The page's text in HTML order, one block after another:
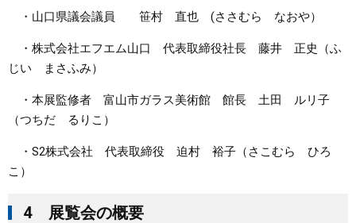
・山口県議会議員 笹村 直也 (ささむら なおや）
・株式会社エフエム山口 代表取締役社長 藤井 正史（ふ
じい まさふみ）
・本展監修者 富山市ガラス美術館 館長 土田 ルリ子
（つちだ るりこ）
・S2株式会社 代表取締役 迫村 裕子（さこむら ひろ
こ）
4 展覧会の概要